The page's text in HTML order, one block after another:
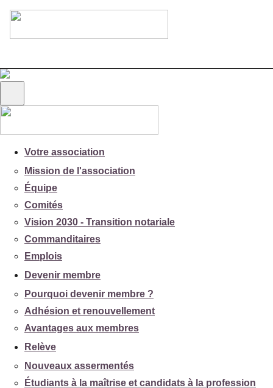
Votre association
Mission de l'association
Équipe
Comités
Vision 2030 - Transition notariale
Commanditaires
Emplois
Devenir membre
Pourquoi devenir membre ?
Adhésion et renouvellement
Avantages aux membres
Relève
Nouveaux assermentés
Étudiants à la maîtrise et candidats à la profession